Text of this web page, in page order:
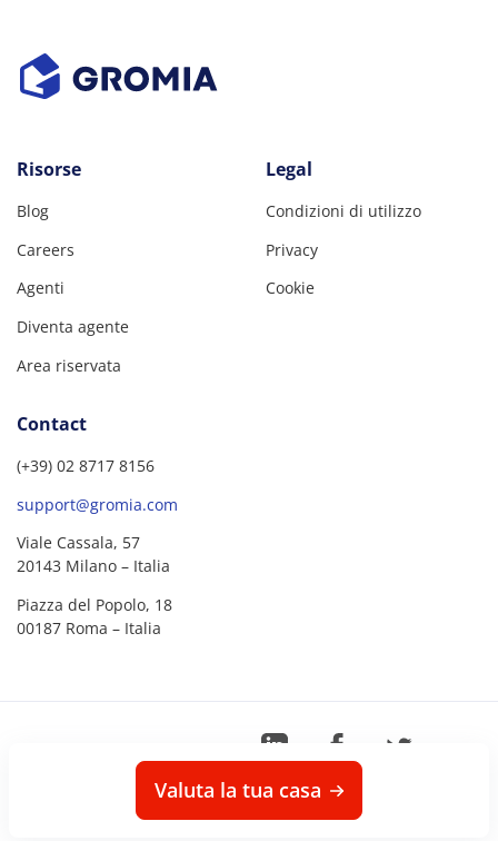
Valuta la tua casa
Risorse
Blog
Careers
Agenti
Diventa agente
Area riservata
Legal
Condizioni di utilizzo
Privacy
Cookie
Contact
(+39) 02 8717 8156
support@gromia.com
Viale Cassala, 57
20143 Milano – Italia
Piazza del Popolo, 18
00187 Roma – Italia
Gromia – P.IVA